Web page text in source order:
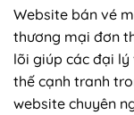
Website bán vé
thương mại đơn
lõi giúp các đại
thế cạnh tranh
website chuyên